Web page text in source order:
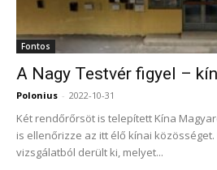
Fontos
A Nagy Testvér figyel –
Polonius - 2022-10-31
Két rendőrőrsöt is telepített Kína
is ellenőrizze az itt élő kínai
vizsgálatból derült ki, melyet...